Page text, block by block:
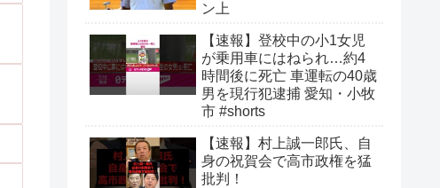
ン上
【速報】登校中の小1女児
が乗用車にはねられ…約4
時間後に死亡 車運転の40歳
男を現行犯逮捕 愛知・小牧
市 #shorts
【速報】村上誠一郎氏、自
身の祝賀会で高市政権を猛
批判！